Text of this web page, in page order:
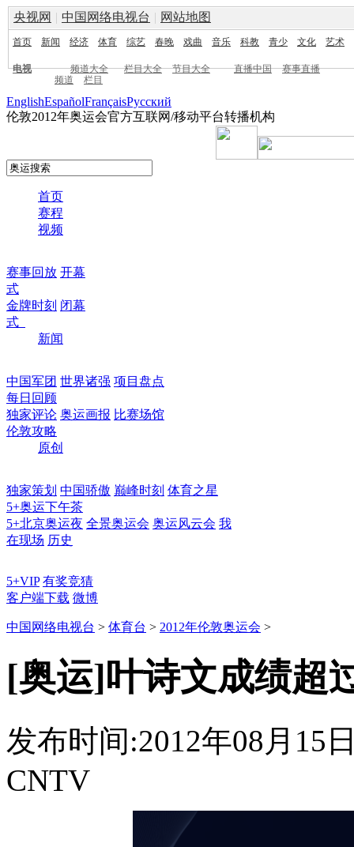
央视网 | 中国网络电视台 | 网站地图
首页 新闻 经济 体育 综艺 春晚 戏曲 音乐 科教 青少 文化 艺术
电视 频道大全 栏目大全 节目大全 直播中国
赛事直播
频道
栏目
EnglishEspañolFrançaisPусский
伦敦2012年奥运会官方互联网/移动平台转播机构
首页
赛程
视频
赛事回放 开幕
式
金牌时刻 闭幕
式
新闻
中国军团 世界诸强 项目盘点
每日回顾
独家评论 奥运画报 比赛场馆
伦敦攻略
原创
独家策划 中国骄傲 巅峰时刻 体育之星
5+奥运下午茶
5+北京奥运夜 全景奥运会 奥运风云会 我
在现场 历史
5+VIP 有奖竞猜
客户端下载 微博
中国网络电视台 > 体育台 > 2012年伦敦奥运会 >
[奥运]叶诗文成绩超
发布时间:2012年08月15
CNTV